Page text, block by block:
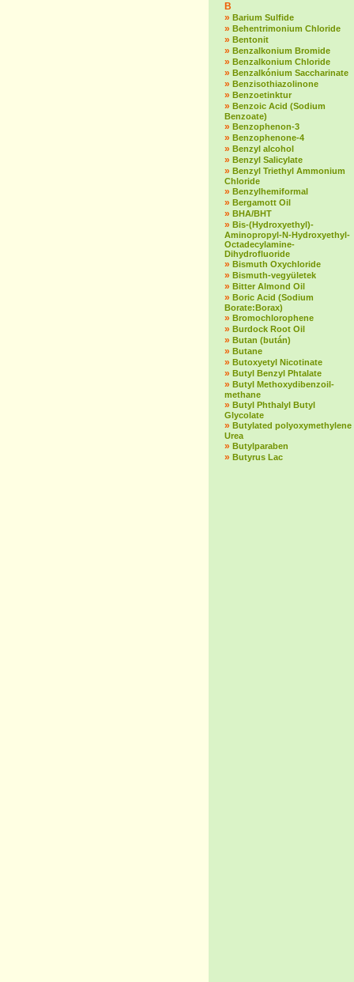
B
» Barium Sulfide
» Behentrimonium Chloride
» Bentonit
» Benzalkonium Bromide
» Benzalkonium Chloride
» Benzalkónium Saccharinate
» Benzisothiazolinone
» Benzoetinktur
» Benzoic Acid (Sodium
Benzoate)
» Benzophenon-3
» Benzophenone-4
» Benzyl alcohol
» Benzyl Salicylate
» Benzyl Triethyl Ammonium
Chloride
» Benzylhemiformal
» Bergamott Oil
» BHA/BHT
» Bis-(Hydroxyethyl)-
Aminopropyl-N-Hydroxyethyl-
Octadecylamine-
Dihydrofluoride
» Bismuth Oxychloride
» Bismuth-vegyületek
» Bitter Almond Oil
» Boric Acid (Sodium
Borate:Borax)
» Bromochlorophene
» Burdock Root Oil
» Butan (bután)
» Butane
» Butoxyetyl Nicotinate
» Butyl Benzyl Phtalate
» Butyl Methoxydibenzoil-
methane
» Butyl Phthalyl Butyl
Glycolate
» Butylated polyoxymethylene
Urea
» Butylparaben
» Butyrus Lac